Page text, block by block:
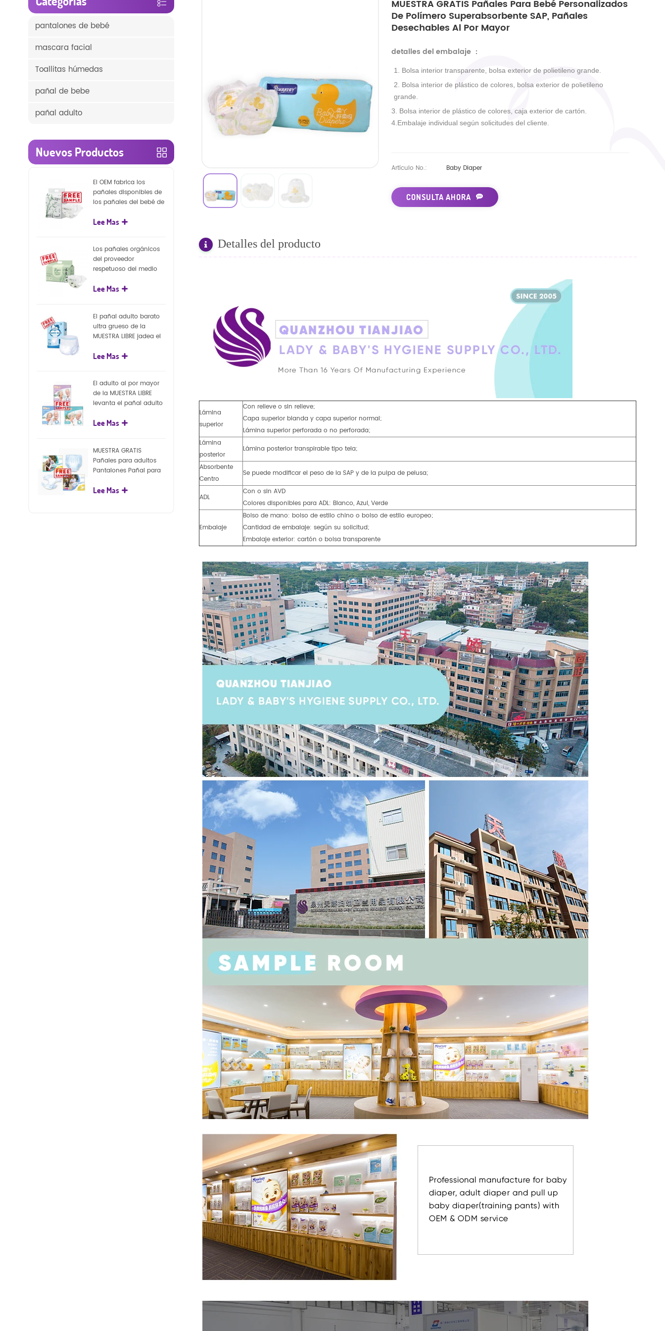
MUESTRA GRATIS Pañales Para Bebé Personalizados
De Polímero Superabsorbente SAP, Pañales
Desechables Al Por Mayor
detalles del embalaje ：
1. Bolsa interior transparente, bolsa exterior de polietileno grande.
2. Bolsa interior de plástico de colores, bolsa exterior de polietileno
grande.
3. Bolsa interior de plástico de colores, caja exterior de cartón.
4.Embalaje individual según solicitudes del cliente.
Artículo No.: Baby Diaper
CONSULTA AHORA
Detalles del producto
Lámina
superior
Con relieve o sin relieve;
Capa superior blanda y capa superior normal;
Lámina superior perforada o no perforada;
Lámina
posterior
Lámina posterior transpirable tipo tela;
Absorbente
Centro
Se puede modificar el peso de la SAP y de la pulpa de pelusa;
ADL
Con o sin AVD
Colores disponibles para ADL: Blanco, Azul, Verde
Embalaje
Bolso de mano: bolso de estilo chino o bolso de estilo europeo;
Cantidad de embalaje: según su solicitud;
Embalaje exterior: cartón o bolsa transparente
pantalones de bebé
mascara facial
Toallitas húmedas
pañal de bebe
pañal adulto
Nuevos Productos
El OEM fabrica los
pañales disponibles de
los pañales del bebé de
capa superficial
Lee Mas
Los pañales orgánicos
del proveedor
respetuoso del medio
llegada venden al por
de la naturaleza
Lee Mas
El pañal adulto barato
ultra grueso de la
MUESTRA LIBRE jadea el
para el adulto
Lee Mas
El adulto al por mayor
de la MUESTRA LIBRE
levanta el pañal adulto
pantalones del pañal
Lee Mas
MUESTRA GRATIS
Pañales para adultos
Pantalones Pañal para
para adultos
Lee Mas